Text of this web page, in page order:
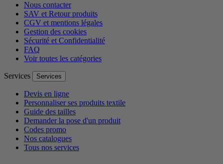
Nous contacter
SAV et Retour produits
CGV et mentions légales
Gestion des cookies
Sécurité et Confidentialité
FAQ
Voir toutes les catégories
Services Services
Devis en ligne
Personnaliser ses produits textile
Guide des tailles
Demander la pose d'un produit
Codes promo
Nos catalogues
Tous nos services